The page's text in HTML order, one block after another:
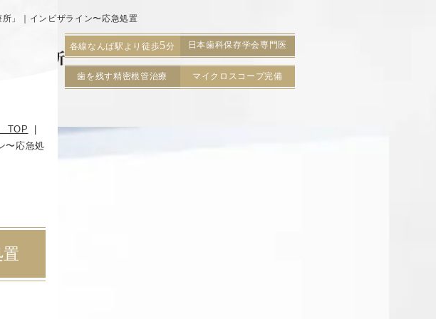
」｜インビザライン〜応急処置
各線なんば駅より徒歩5分 日本歯科保存学会専門医
歯を残す精密根管治療 マイクロスコープ完備
TOP
〜応急処